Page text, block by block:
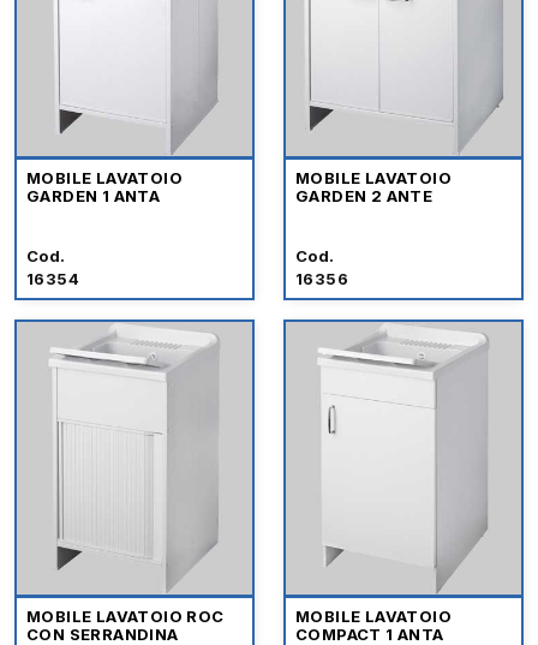
MOBILE LAVATOIO
GARDEN 1 ANTA
Cod.
16354
MOBILE LAVATOIO
GARDEN 2 ANTE
Cod.
16356
MOBILE LAVATOIO ROC
CON SERRANDINA
MOBILE LAVATOIO
COMPACT 1 ANTA